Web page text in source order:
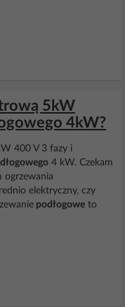
5kW
4kW?
400 V 3 fazy i
4 kW. Czekam
ogrzewania
elektryczny, czy
podłogowe to